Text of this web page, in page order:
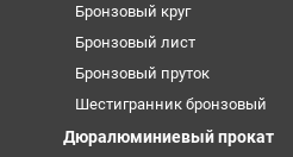
Бронзовый круг
Бронзовый лист
Бронзовый пруток
Шестигранник бронзовый
Дюралюминиевый прокат